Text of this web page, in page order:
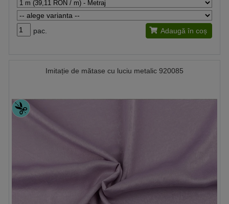
pac. Adaugă în coș
Imitație de mătase cu luciu metalic 920085